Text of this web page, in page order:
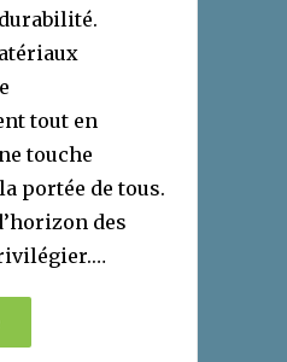
tout en
touche
portée de tous.
des